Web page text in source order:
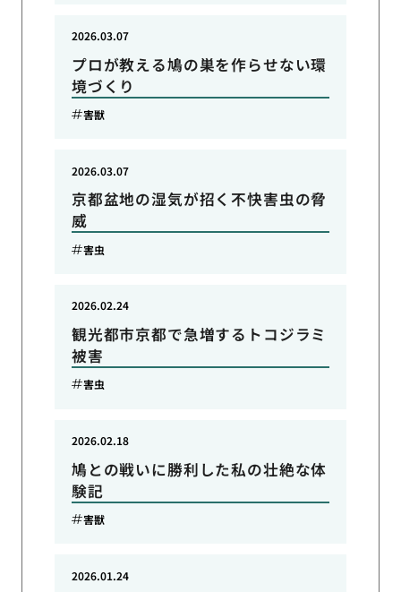
プロが教える鳩の巣を作らせない環
境づくり
2026.03.07
害獣
京都盆地の湿気が招く不快害虫の脅
威
2026.03.07
害虫
観光都市京都で急増するトコジラミ
被害
2026.02.24
害虫
鳩との戦いに勝利した私の壮絶な体
験記
2026.02.18
害獣
2026.01.24